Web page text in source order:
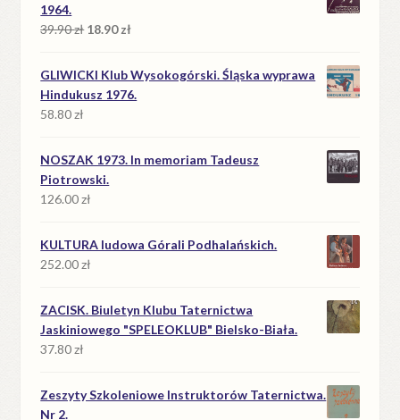
1964.
39.90zł Pierwotna
wynosiła:
39.90 zł.
18.90złAktualna
wynosi:
18.90 zł.
GLIWICKI Klub Wysokogórski. Śląska wyprawa
Hindukusz 1976.
58.80zł
NOSZAK 1973. In memoriam Tadeusz
Piotrowski.
126.00zł
KULTURA ludowa Górali Podhalańskich.
252.00zł
ZACISK. Biuletyn Klubu Taternictwa
Jaskiniowego "SPELEOKLUB" Bielsko-Biała.
37.80zł
Zeszyty Szkoleniowe Instruktorów Taternictwa.
Nr 2.